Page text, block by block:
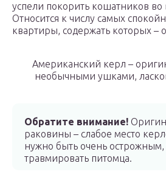
успели покорить кошатников во
Относится к числу самых
квартиры, содержать которых –
Американский керл –
необычными ушками,
Обратите внимание!
раковины – слабое место
нужно быть очень острожным,
травмировать питомца.